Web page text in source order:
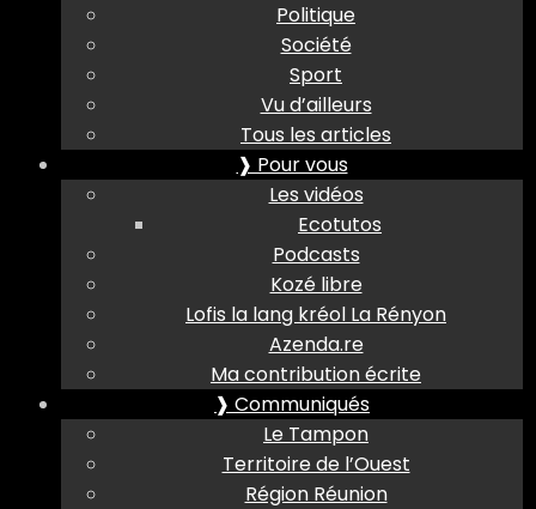
Politique
Société
Sport
Vu d’ailleurs
Tous les articles
❱ Pour vous
Les vidéos
Ecotutos
Podcasts
Kozé libre
Lofis la lang kréol La Rényon
Azenda.re
Ma contribution écrite
❱ Communiqués
Le Tampon
Territoire de l’Ouest
Région Réunion